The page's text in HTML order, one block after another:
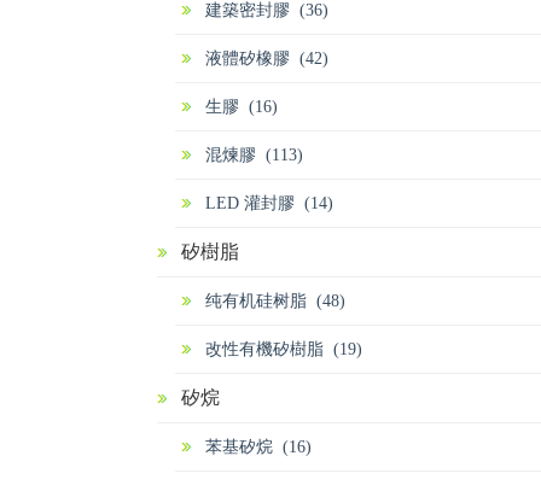
建築密封膠 (36)
液體矽橡膠 (42)
生膠 (16)
混煉膠 (113)
LED 灌封膠 (14)
矽樹脂
纯有机硅树脂 (48)
改性有機矽樹脂 (19)
矽烷
苯基矽烷 (16)